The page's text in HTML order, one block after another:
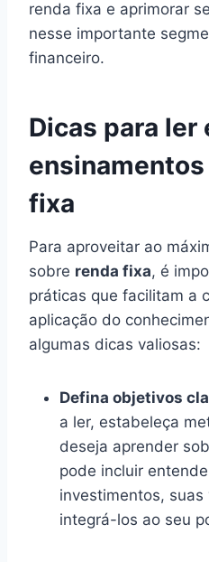
renda fixa e aprimorar
nesse importante
financeiro.
Dicas para ler
fixa
Para aproveitar ao
sobre renda fixa, é
práticas que facilitam a
aplicação do
algumas dicas valiosas:
Defina objetivos
a ler, estabeleça
deseja aprender
pode incluir
investimentos,
integrá-los ao seu